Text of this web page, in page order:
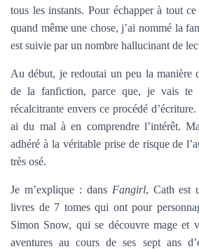
tous les instants. Pour échapper à tout
quand même une chose, j’ai nommé la
est suivie par un nombre hallucinant de
Au début, je redoutai un peu la manière
de la fanfiction, parce que, je vais te
récalcitrante envers ce procédé
ai du mal à en comprendre l’intérêt.
adhéré à la véritable prise de risque de
très osé.
Je m’explique : dans Fangirl, Cath est
livres de 7 tomes qui ont pour
Simon Snow, qui se découvre mage et
aventures au cours de ses sept ans